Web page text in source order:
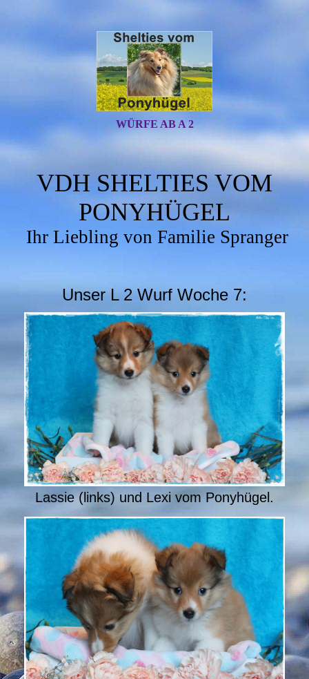
WÜRFE AB A 2
VDH SHELTIES VOM
PONYHÜGEL
Ihr Liebling von Familie Spranger
Unser L 2 Wurf Woche 7:
Lassie (links) und Lexi vom Ponyhügel.